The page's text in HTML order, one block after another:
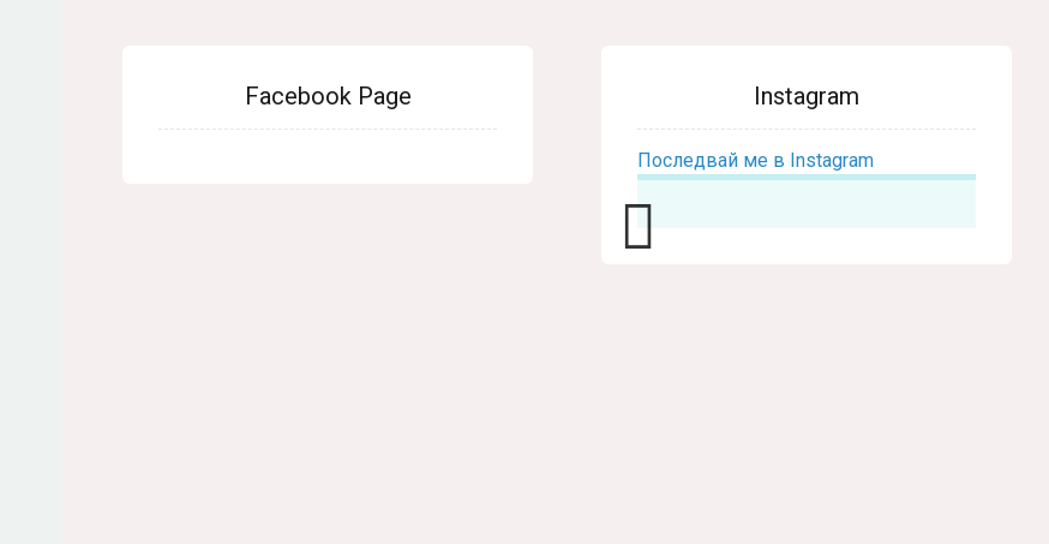
Facebook Page Instagram
Последвай ме в Instagram